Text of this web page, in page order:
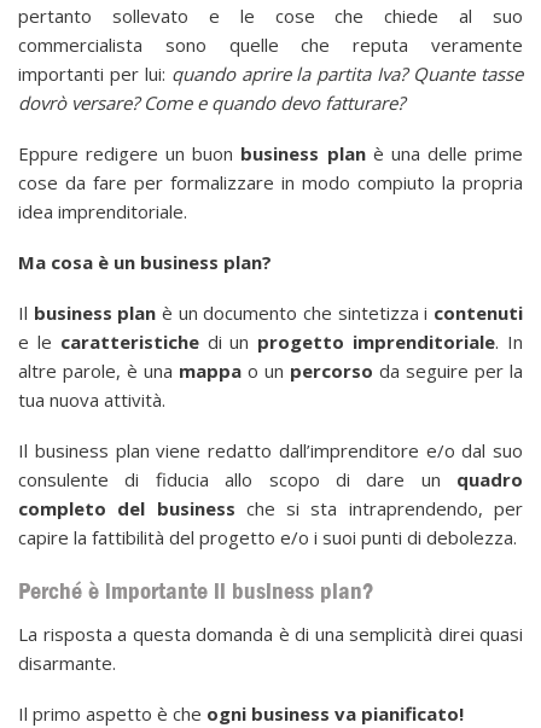
pertanto sollevato e le cose che chiede al suo
commercialista sono quelle che reputa veramente
importanti per lui: quando aprire la partita Iva? Quante tasse
dovrò versare? Come e quando devo fatturare?
Eppure redigere un buon business planè una delle prime
cose da fare per formalizzare in modo compiuto la propria
idea imprenditoriale.
Ma cosa è un business plan?
Il business plan è un documento che sintetizza i contenuti
e le caratteristichedi un progetto imprenditoriale. In
altre parole, è una mappa o un percorso da seguire per la
tua nuova attività.
Il business plan viene redatto dall’imprenditore e/o dal suo
consulente di fiducia allo scopo di dare un quadro
completo del business che si sta intraprendendo, per
capire la fattibilità del progetto e/o i suoi punti di debolezza.
Perché è importante il business plan?
La risposta a questa domanda è di una semplicità direi quasi
disarmante.
Il primo aspetto è che ogni business va pianificato!